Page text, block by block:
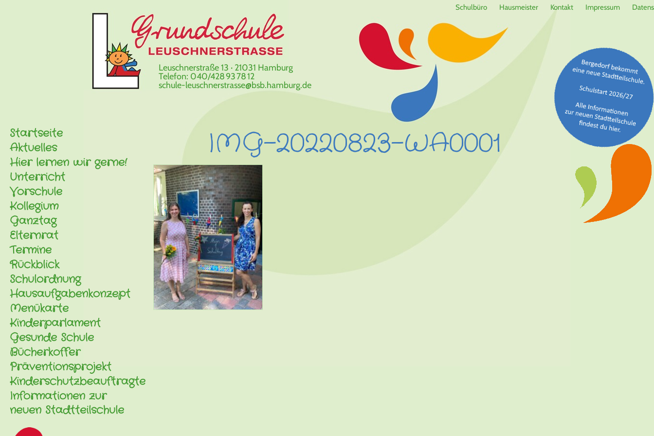
Schulbüro Hausmeister Kontakt Impressum
Leuschnerstraße 13 · 21031 Hamburg
Telefon: 040/428 93 78 12
schule-leuschnerstrasse@bsb.hamburg.de
Startseite
Aktuelles
Hier lernen wir gerne!
Unterricht
Vorschule
Kollegium
Ganztag
Elternrat
Termine
Rückblick
Schulordnung
Hausaufgabenkonzept
Menükarte
Kinderparlament
Gesunde Schule
Bücherkoffer
Präventionsprojekt
Kinderschutzbeauftragte
Informationen zur
neuen Stadtteilschule
IMG-20220823-WA0001